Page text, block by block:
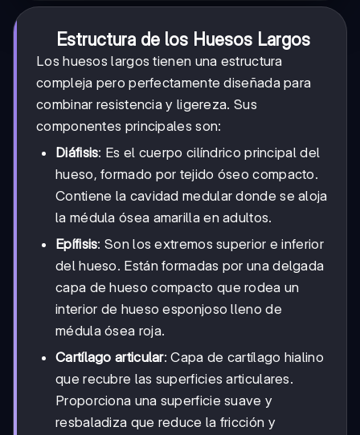
Estructura de los Huesos Largos
Los huesos largos tienen una estructura
compleja pero perfectamente diseñada para
combinar resistencia y ligereza. Sus
componentes principales son:
Diáfisis: Es el cuerpo cilíndrico principal del
hueso, formado por tejido óseo compacto.
Contiene la cavidad medular donde se aloja
la médula ósea amarilla en adultos.
Epífisis: Son los extremos superior e inferior
del hueso. Están formadas por una delgada
capa de hueso compacto que rodea un
interior de hueso esponjoso lleno de
médula ósea roja.
Cartílago articular: Capa de cartílago hialino
que recubre las superficies articulares.
Proporciona una superficie suave y
resbaladiza que reduce la fricción y